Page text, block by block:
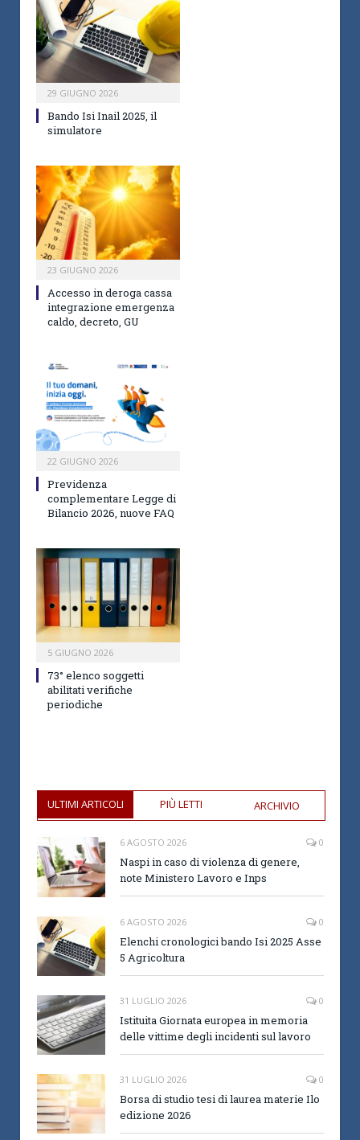
29 GIUGNO 2026
Bando Isi Inail 2025, il
simulatore
23 GIUGNO 2026
Accesso in deroga cassa
integrazione emergenza
caldo, decreto, GU
22 GIUGNO 2026
Previdenza
complementare Legge di
Bilancio 2026, nuove FAQ
5 GIUGNO 2026
73° elenco soggetti
abilitati verifiche
periodiche
ULTIMI ARTICOLI PIÙ LETTI ARCHIVIO
6 AGOSTO 2026 0
Naspi in caso di violenza di genere,
note Ministero Lavoro e Inps
6 AGOSTO 2026 0
Elenchi cronologici bando Isi 2025 Asse
5 Agricoltura
31 LUGLIO 2026 0
Istituita Giornata europea in memoria
delle vittime degli incidenti sul lavoro
31 LUGLIO 2026 0
Borsa di studio tesi di laurea materie Ilo
edizione 2026